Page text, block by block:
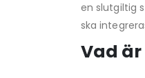
en slutgiltig
ska
Vad